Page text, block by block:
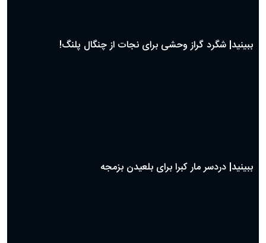
ببینید| شگرد گراز وحشی برای نجات از چنگال پلنگ!
ببینید| دردسر مار کبرا برای بلعیدن بزمجه